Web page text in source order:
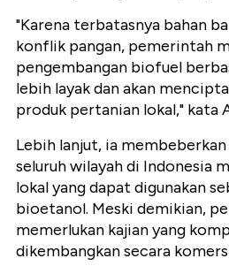
"Karena terbatasnya bahan
konflik pangan, pemerintah
pengembangan biofuel
lebih layak dan akan
produk pertanian lokal," kata
Lebih lanjut, ia
seluruh wilayah di Indonesia
lokal yang dapat digunakan
bioetanol. Meski demikian,
memerlukan kajian yang
dikembangkan secara